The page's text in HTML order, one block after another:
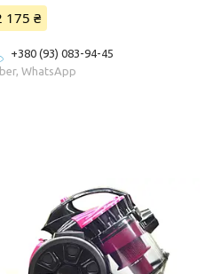
175 ₴
+380 (93) 083-94-45
WhatsApp